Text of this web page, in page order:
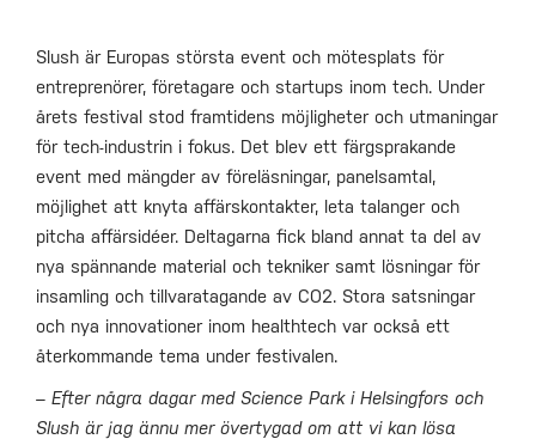
Slush är Europas största event och mötesplats för
entreprenörer, företagare och startups inom tech. Under
årets festival stod framtidens möjligheter och utmaningar
för tech-industrin i fokus. Det blev ett färgsprakande
event med mängder av föreläsningar, panelsamtal,
möjlighet att knyta affärskontakter, leta talanger och
pitcha affärsidéer. Deltagarna fick bland annat ta del av
nya spännande material och tekniker samt lösningar för
insamling och tillvaratagande av CO2. Stora satsningar
och nya innovationer inom healthtech var också ett
återkommande tema under festivalen.
– Efter några dagar med Science Park i Helsingfors och
Slush är jag ännu mer övertygad om att vi kan lösa